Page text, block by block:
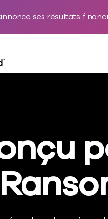
ses résultats
Rewind